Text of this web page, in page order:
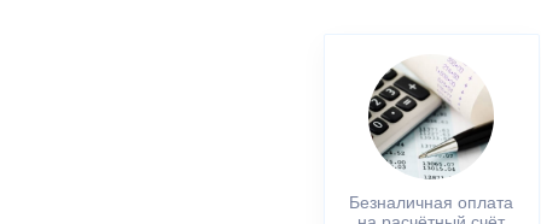
Безналичная оплата